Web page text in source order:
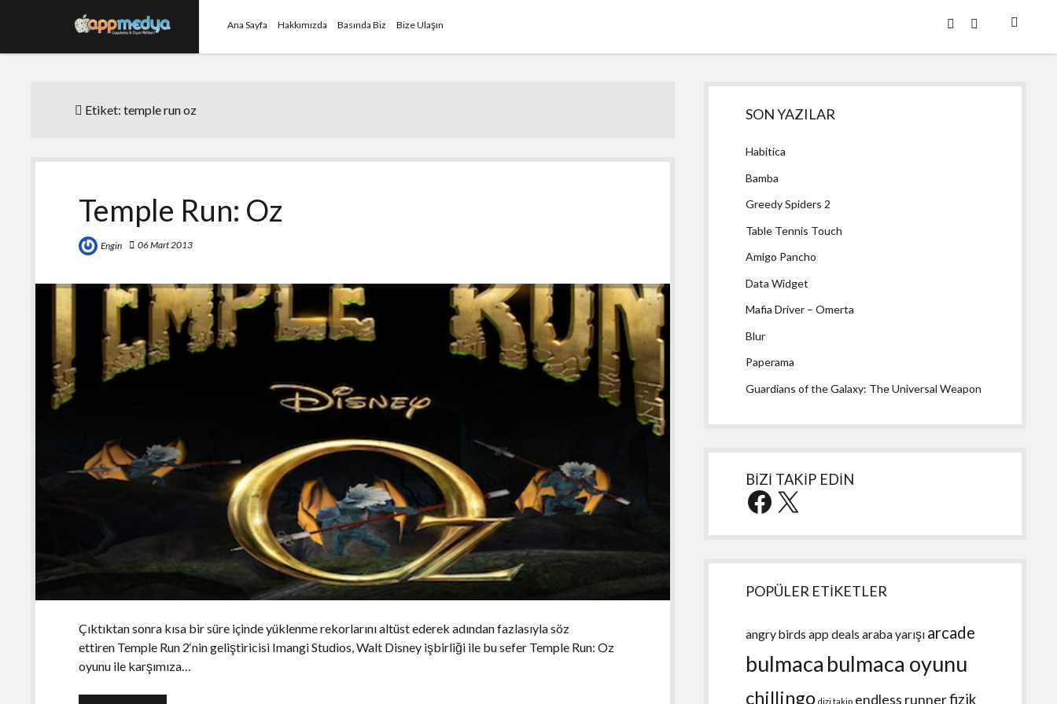
Ana Sayfa Hakkımızda Basında Biz Bize Ulaşın twitterfacebook
Etiket:temple run oz
Temple Run: Oz
Engin 06 Mart 2013
Çıktıktan sonra kısa bir süre içinde yüklenme rekorlarını altüst ederek adından fazlasıyla söz
ettiren Temple Run 2‘nin geliştiricisi Imangi Studios, Walt Disney işbirliği ile bu sefer Temple Run: Oz
oyunu ile karşımıza…
Yan
Menü
SON YAZILAR
Habitica
Bamba
Greedy Spiders 2
Table Tennis Touch
Amigo Pancho
Data Widget
Mafia Driver – Omerta
Blur
Paperama
Guardians of the Galaxy: The Universal Weapon
BİZİ TAKİP EDİN
Facebook
X
POPÜLER ETİKETLER
angry birds app deals araba yarışı arcade
bulmaca bulmaca oyunu
chillingo dizi takip endless runnerfizik